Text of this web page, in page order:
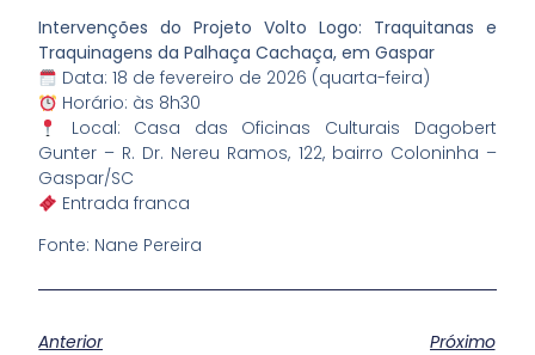
Intervenções do Projeto Volto Logo: Traquitanas e
Traquinagens da Palhaça Cachaça, em Gaspar
Data: 18 de fevereiro de 2026 (quarta-feira)
Horário: às 8h30
Local: Casa das Oficinas Culturais Dagobert
Gunter – R. Dr. Nereu Ramos, 122, bairro Coloninha –
Gaspar/SC
Entrada franca
Fonte: Nane Pereira
Anterior Próximo